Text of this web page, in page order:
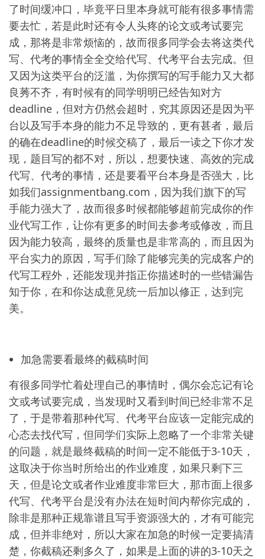
了时间缓冲口，毕竟平日里本身就可能有很多事情需
要去忙，若是此时还有令人头疼的论文或考试要完
成，那将是非常烦恼的，故而很多同学会去将这类代
写、代考的事情全全交给代写、代考平台去完成。但
又因为这类平台的泛滥，为你撰写的写手能力又大都
良莠不齐，有时候有的同学明明已经告知对方
deadline，但对方仍然会超时，究其原因还是因为平
台以及写手本身的能力不足导致的，更有甚者，最后
的确在deadline的时候交稿了，最后一读之下你才发
现，题目写的都不对，所以，想要快速、高效的完成
代写、代考的事情，还是要看平台本身是否强大，比
如我们assignmentbang.com，因为我们旗下的写
手能力强大了，故而很多时候都能够超前完成你的作
业代写工作，让你有更多的时间去参考或修改，而且
因为能力较高，最终的质量也是非常高的，而且因为
平台实力的原因，写手们除了能够完美的完成客户的
代写工程外，还能发现并指正你描述时的一些错漏告
知于你，在和你达成意见统一后加以修正，达到完
美。
加急需要看最终的截稿时间
有很多同学忙着处理自己的事情时，偶尔会忘记有论
文或考试要完成，当发现时又看到时间已经非常不足
了，于是带着那种代写、代考平台应该一定能完成的
心态去找代写，但同学们实际上忽略了一个非常关键
的问题，就是最终截稿的时间一定不能低于3-10天，
这取决于你当时所给出的作业难度，如果只剩下三
天，但是论文或者作业难度非常巨大，那市面上很多
代写、代考平台是没有办法在短时间内帮你完成的，
除非是那种正规靠谱且写手资源强大的，才有可能完
成，但并非绝对，所以大家在加急的时候一定要搞清
楚，你截稿还剩多久了，如果是上面的讲的3-10天之